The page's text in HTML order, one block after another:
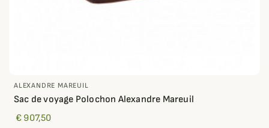
ALEXANDRE MAREUIL
Sac de voyage Polochon Alexandre Mareuil
€ 907,50